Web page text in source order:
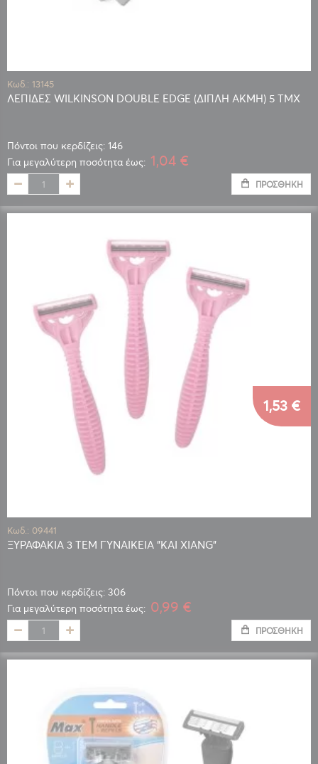
Κωδ.: 13145
ΛΕΠΙΔΕΣ WILKINSON DOUBLE EDGE (ΔΙΠΛΗ ΑΚΜΗ) 5 TMX
Πόντοι που κερδίζεις: 146
Για μεγαλύτερη ποσότητα έως: 1,04 €
ΠΡΟΣΘΉΚΗ
Κωδ.: 09441
ΞΥΡΑΦΑΚΙΑ 3 ΤΕΜ ΓΥΝΑΙΚΕΙΑ "KAI XIANG"
Πόντοι που κερδίζεις: 306
1,53 €
Για μεγαλύτερη ποσότητα έως: 0,99 €
ΠΡΟΣΘΉΚΗ